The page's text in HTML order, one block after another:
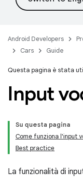
Android Developers
Cars
Guide
Questa pagina è stata
Input
Su questa pagina
Come funziona l'input
Best practice
La funzionalità di